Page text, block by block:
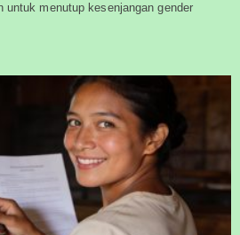
untuk menutup kesenjangan gender